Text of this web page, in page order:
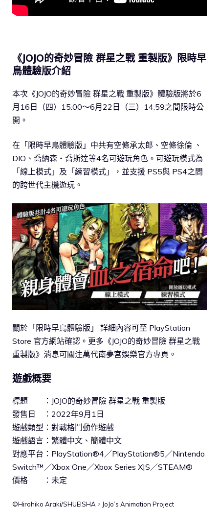
《JOJO的奇妙冒險 群星之戰 重製版》限時早
鳥體驗版介紹
本次《JOJO的奇妙冒險 群星之戰 重製版》體驗版將於6
月16日（四）15:00～6月22日（三）14:59之間限時公
開。
在「限時早鳥體驗版」中共有空條承太郎、空條徐倫 、
DIO、喬納森・喬斯達等4名可遊玩角色。可遊玩模式為
「線上模式」及「練習模式」，並支援 PS5與 PS4之間
的跨世代主機遊玩。
關於「限時早鳥體驗版」 詳細內容可至 PlayStation
Store 官方網站確認。更多《JOJO的奇妙冒險 群星之戰
重製版》消息可關注萬代南夢宮娛樂官方專頁。
遊戲概要
標題 ：JOJO的奇妙冒險 群星之戰 重製版
發售日 ：2022年9月1日
遊戲類型：對戰格鬥動作遊戲
遊戲語言：繁體中文、簡體中文
對應平台：PlayStation®4／PlayStation®5／Nintendo
Switch™／Xbox One／Xbox Series X|S／STEAM®
價格 ：未定
©Hirohiko Araki/SHUEISHA，JoJo’s Animation Project